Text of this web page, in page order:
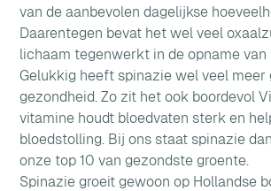
van de aanbevolen dagelijkse
Daarentegen bevat het wel veel
lichaam tegenwerkt in de opname van
Gelukkig heeft spinazie wel veel meer
gezondheid. Zo zit het ook boordevol
vitamine houdt bloedvaten sterk en
bloedstolling. Bij ons staat spinazie
onze top 10 van gezondste groente.
Spinazie groeit gewoon op Hollandse